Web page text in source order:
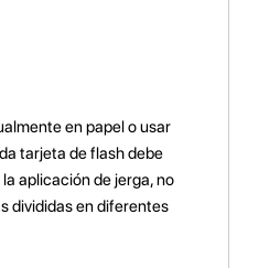
en papel o usar
tarjeta de flash debe
aplicación de jerga, no
divididas en diferentes